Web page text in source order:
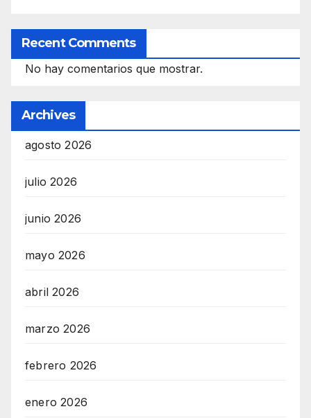
Recent Comments
No hay comentarios que mostrar.
Archives
agosto 2026
julio 2026
junio 2026
mayo 2026
abril 2026
marzo 2026
febrero 2026
enero 2026